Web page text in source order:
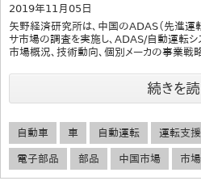
2019年11月05日
矢野経済研究所は、中国のADAS（先進運
サ市場の調査を実施し、ADAS/自動運転シ
市場概況、技術動向、個別メーカの事業戦
続きを
自動車 車 自動運転 運転支
電子部品 部品 中国市場 市